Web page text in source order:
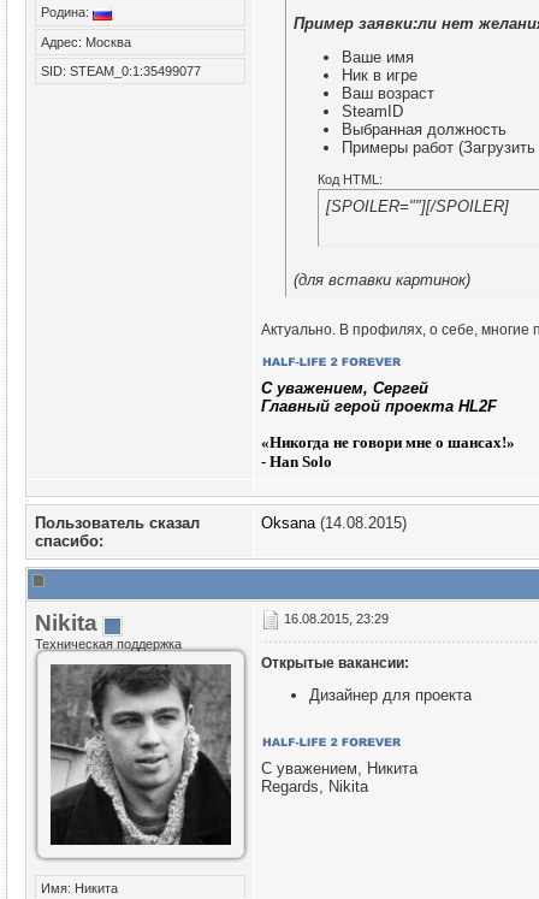
Родина:
Адрес: Москва
SID: STEAM_0:1:35499077
Пример заявки:ли нет
Ваше имя
Ник в игре
Ваш возраст
SteamID
Выбранная должность
Примеры работ
Код HTML:
[SPOILER=""][/SPOILER]
(для вставки картинок)
Актуально. В профилях, о себе,
C уважением, Сергей
Главный герой проекта HL2F
«Никогда не говори мне о шансах!»
- Han Solo
Пользователь сказал
cпасибо:
Oksana(14.08.2015)
Nikita
Техническая поддержка
Имя: Никита
16.08.2015, 23:29
Открытые вакансии:
Дизайнер для проекта
С уважением, Никита
Regards, Nikita